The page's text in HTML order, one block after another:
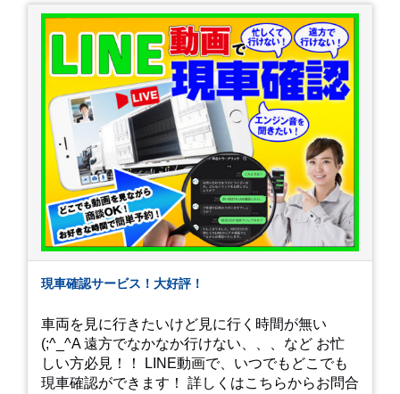
現車確認サービス！大好評！
車両を見に行きたいけど見に行く時間が無い
(;^_^A 遠方でなかなか行けない、、、など お忙
しい方必見！！ LINE動画で、いつでもどこでも
現車確認ができます！ 詳しくはこちらからお問合